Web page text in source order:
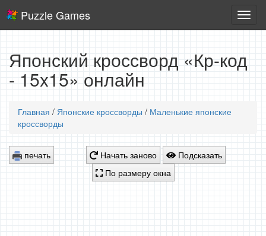
игры
Puzzle Games
Японский кроссворд «Кр-код
- 15x15» онлайн
Главная / Японские кроссворды / Маленькие японские
кроссворды
печать Начать заново
Подсказать
По размеру окна